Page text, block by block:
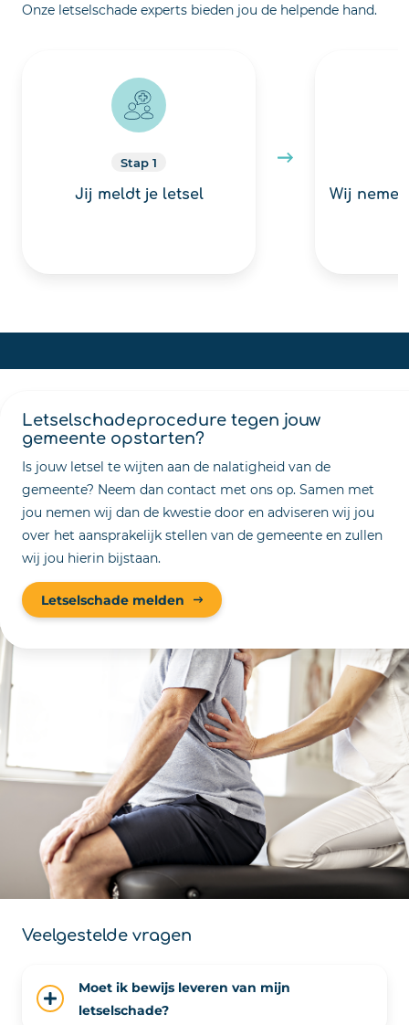
Onze letselschade experts bieden jou de helpende hand.
Stap 1
Jij meldt je letsel Wij
Letselschadeprocedure tegen jouw
gemeente opstarten?
Is jouw letsel te wijten aan de nalatigheid van de
gemeente? Neem dan contact met ons op. Samen met
jou nemen wij dan de kwestie door en adviseren wij jou
over het aansprakelijk stellen van de gemeente en zullen
wij jou hierin bijstaan.
Letselschade melden
Veelgestelde vragen
Moet ik bewijs leveren van mijn
letselschade?